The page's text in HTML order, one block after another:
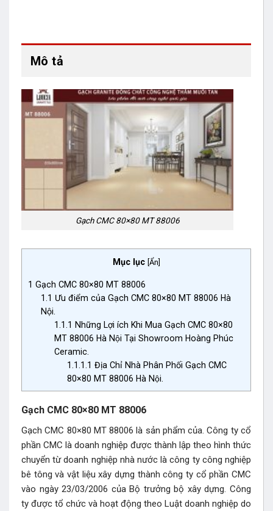
Mô tả
Gạch CMC 80×80 MT 88006
Mục lục Ẩn
1 Gạch CMC 80×80 MT 88006
1.1 Ưu điểm của Gạch CMC 80×80 MT 88006 Hà
Nội.
1.1.1 Những Lợi ích Khi Mua Gạch CMC 80×80
MT 88006 Hà Nội Tại Showroom Hoàng Phúc
Ceramic.
1.1.1.1 Địa Chỉ Nhà Phân Phối Gạch CMC
80×80 MT 88006 Hà Nội.
Gạch CMC 80×80 MT 88006
Gạch CMC 80×80 MT 88006 là sản phẩm của. Công ty cổ
phần CMC là doanh nghiệp được thành lập theo hình thức
chuyển từ doanh nghiệp nhà nước là công ty công nghiệp
bê tông và vật liệu xây dựng thành công ty cổ phần CMC
vào ngày 23/03/2006 của Bộ trưởng bộ xây dựng. Công
ty được tổ chức và hoạt động theo Luật doanh nghiệp do